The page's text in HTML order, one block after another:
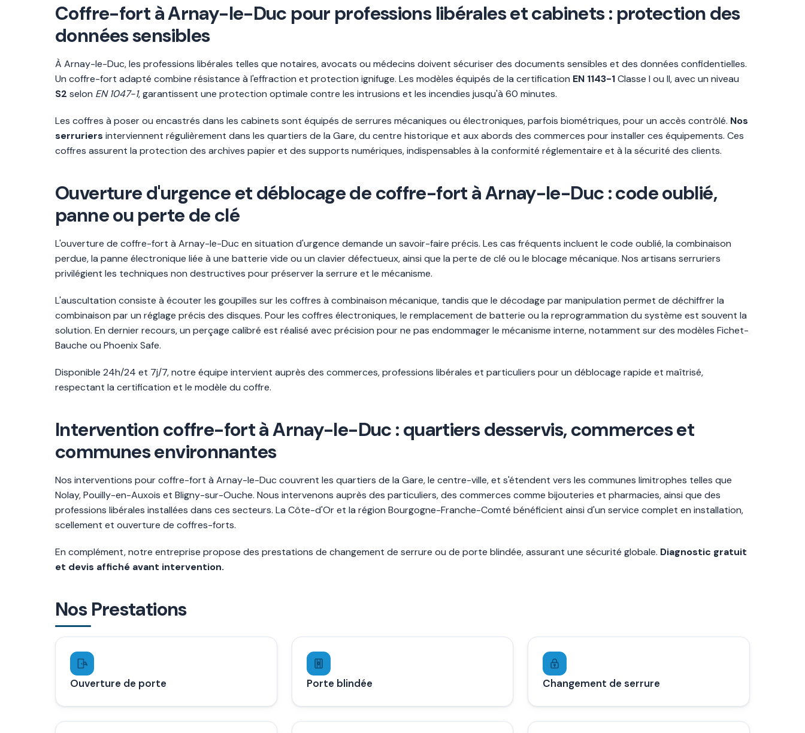
Coffre-fort à Arnay-le-Duc pour professions libérales et cabinets : protection des
données sensibles
À Arnay-le-Duc, les professions libérales telles que notaires, avocats ou médecins doivent sécuriser des documents sensibles et des données confidentielles.
Un coffre-fort adapté combine résistance à l'effraction et protection ignifuge. Les modèles équipés de la certification EN 1143-1Classe I ou II, avec un niveau
S2 selon EN 1047-1, garantissent une protection optimale contre les intrusions et les incendies jusqu'à 60 minutes.
Les coffres à poser ou encastrés dans les cabinets sont équipés de serrures mécaniques ou électroniques, parfois biométriques, pour un accès contrôlé. Nos
serruriers interviennent régulièrement dans les quartiers de la Gare, du centre historique et aux abords des commerces pour installer ces équipements. Ces
coffres assurent la protection des archives papier et des supports numériques, indispensables à la conformité réglementaire et à la sécurité des clients.
Ouverture d'urgence et déblocage de coffre-fort à Arnay-le-Duc : code oublié,
panne ou perte de clé
L'ouverture de coffre-fort à Arnay-le-Duc en situation d'urgence demande un savoir-faire précis. Les cas fréquents incluent le code oublié, la combinaison
perdue, la panne électronique liée à une batterie vide ou un clavier défectueux, ainsi que la perte de clé ou le blocage mécanique. Nos artisans serruriers
privilégient les techniques non destructives pour préserver la serrure et le mécanisme.
L'auscultation consiste à écouter les goupilles sur les coffres à combinaison mécanique, tandis que le décodage par manipulation permet de déchiffrer la
combinaison par un réglage précis des disques. Pour les coffres électroniques, le remplacement de batterie ou la reprogrammation du système est souvent la
solution. En dernier recours, un perçage calibré est réalisé avec précision pour ne pas endommager le mécanisme interne, notamment sur des modèles Fichet-
Bauche ou Phoenix Safe.
Disponible 24h/24 et 7j/7, notre équipe intervient auprès des commerces, professions libérales et particuliers pour un déblocage rapide et maîtrisé,
respectant la certification et le modèle du coffre.
Intervention coffre-fort à Arnay-le-Duc : quartiers desservis, commerces et
communes environnantes
Nos interventions pour coffre-fort à Arnay-le-Duc couvrent les quartiers de la Gare, le centre-ville, et s'étendent vers les communes limitrophes telles que
Nolay, Pouilly-en-Auxois et Bligny-sur-Ouche. Nous intervenons auprès des particuliers, des commerces comme bijouteries et pharmacies, ainsi que des
professions libérales installées dans ces secteurs. La Côte-d'Or et la région Bourgogne-Franche-Comté bénéficient ainsi d'un service complet en installation,
scellement et ouverture de coffres-forts.
En complément, notre entreprise propose des prestations de changement de serrure ou de porte blindée, assurant une sécurité globale. Diagnostic gratuit
et devis affiché avant intervention.
Nos Prestations
Ouverture de porte Porte blindée Changement de serrure